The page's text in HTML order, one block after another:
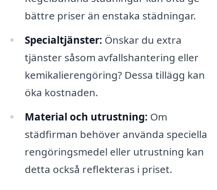
bättre priser än enstaka städningar.
Specialtjänster: Önskar du extra
tjänster såsom avfallshantering eller
kemikalierengöring? Dessa tillägg kan
öka kostnaden.
Material och utrustning: Om
städfirman behöver använda speciella
rengöringsmedel eller utrustning kan
detta också reflekteras i priset.